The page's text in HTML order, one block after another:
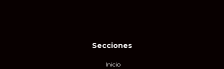
Secciones
Inicio